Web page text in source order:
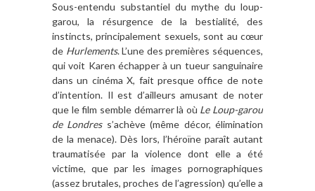
Sous-entendu substantiel du mythe du loup-
garou, la résurgence de la bestialité, des
instincts, principalement sexuels, sont au cœur
de Hurlements. L’une des premières séquences,
qui voit Karen échapperàun tueur sanguinaire
dans un cinéma X, fait presque office de note
d’intention. Il est d’ailleurs amusant de noter
que le film semble démarrer là où Le Loup-garou
de Londress’achève (même décor, élimination
de la menace). Dès lors, l’héroïne paraît autant
traumatisée par la violence dont elle a été
victime, que par les images pornographiques
(assez brutales, proches de l’agression) qu’elle a